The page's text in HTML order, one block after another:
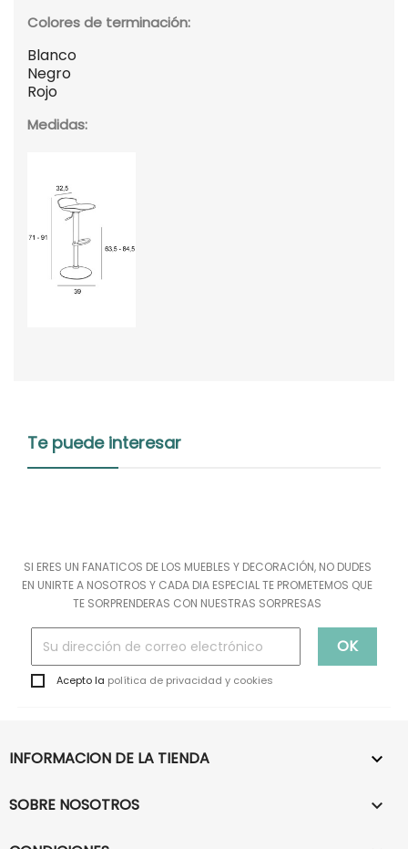
Colores de terminación:
Blanco
Negro
Rojo
Medidas:
Te puede interesar
SI ERES UN FANATICOS DE LOS MUEBLES Y DECORACIÓN, NO DUDES
EN UNIRTE A NOSOTROS Y CADA DIA ESPECIAL TE PROMETEMOS QUE
TE SORPRENDERAS CON NUESTRAS SORPRESAS
Acepto la política de privacidad y cookies
INFORMACION DE LA TIENDA 
SOBRE NOSOTROS 